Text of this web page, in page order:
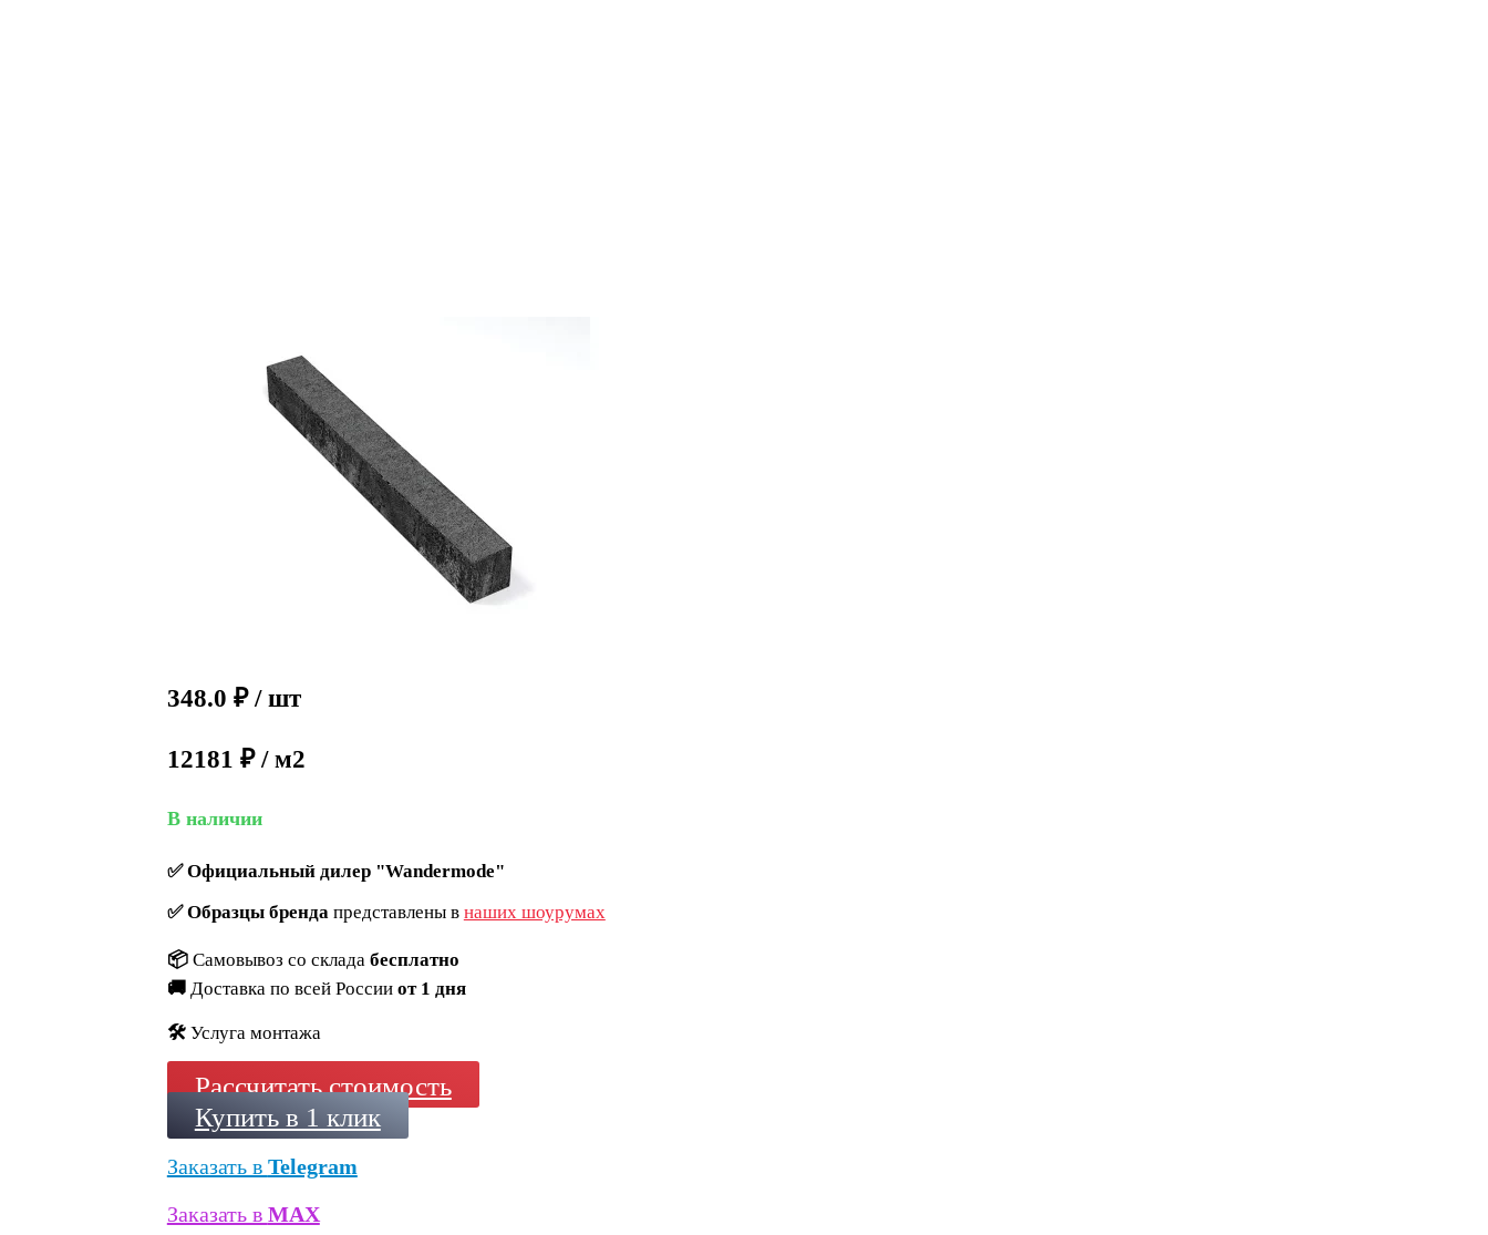
348.0 ₽ / шт
12181 ₽ / м2
В наличии
✅Официальный дилер "Wandermode"
✅Образцы брендапредставлены в наших шоурумах
📦 Самовывоз со склада бесплатно
🚚 Доставка по всей России от 1 дня
🛠️ Услуга монтажа
Рассчитать стоимость
Купить в 1 клик
Заказать в Telegram
Заказать в MAX